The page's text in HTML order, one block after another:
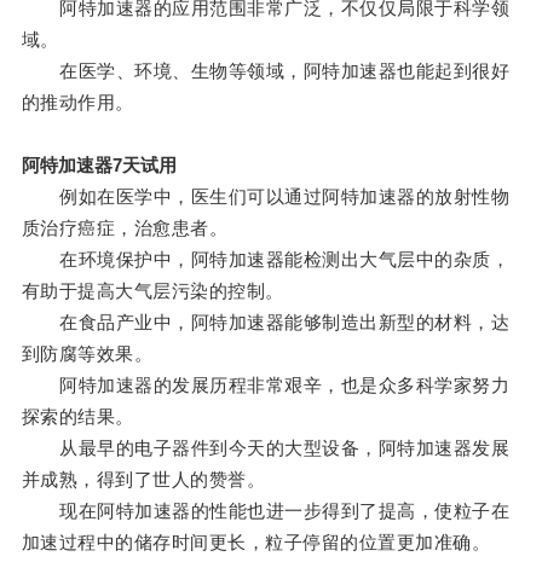
阿特加速器的应用范围非常广泛，不仅仅局限于科学领
域。
在医学、环境、生物等领域，阿特加速器也能起到很好
的推动作用。
阿特加速器7天试用
例如在医学中，医生们可以通过阿特加速器的放射性物
质治疗癌症，治愈患者。
在环境保护中，阿特加速器能检测出大气层中的杂质，
有助于提高大气层污染的控制。
在食品产业中，阿特加速器能够制造出新型的材料，达
到防腐等效果。
阿特加速器的发展历程非常艰辛，也是众多科学家努力
探索的结果。
从最早的电子器件到今天的大型设备，阿特加速器发展
并成熟，得到了世人的赞誉。
现在阿特加速器的性能也进一步得到了提高，使粒子在
加速过程中的储存时间更长，粒子停留的位置更加准确。